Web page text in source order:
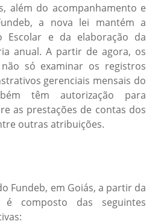
além do acompanhamento e
a nova lei mantém a
Escolar e da elaboração da
anual. A partir de agora, os
só examinar os registros
gerenciais mensais do
têm autorização para
as prestações de contas dos
outras atribuições.
Fundeb, em Goiás, a partir da
é composto das seguintes